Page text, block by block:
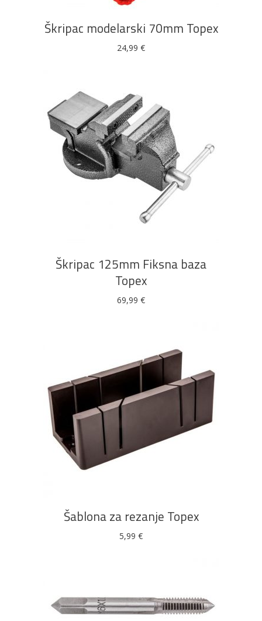
Škripac modelarski 70mm Topex
24,99 €
DODAJ U KOŠARICU
Škripac 125mm Fiksna baza
Topex
69,99 €
DODAJ U KOŠARICU
Šablona za rezanje Topex
5,99 €